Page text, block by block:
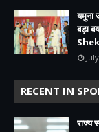
यमुना
बड़ा
RECENT IN
राज्य